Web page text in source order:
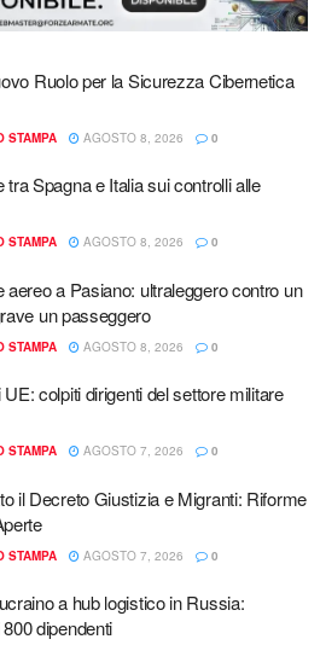
Ruolo per la Sicurezza Cibernetica
STAMPA AGOSTO 8, 2026 0
tra Spagna e Italia sui controlli alle
STAMPA AGOSTO 8, 2026 0
aereo a Pasiano: ultraleggero contro un
un passeggero
STAMPA AGOSTO 8, 2026 0
colpiti dirigenti del settore militare
STAMPA AGOSTO 7, 2026 0
il Decreto Giustizia e Migranti: Riforme
STAMPA AGOSTO 7, 2026 0
a hub logistico in Russia:
dipendenti